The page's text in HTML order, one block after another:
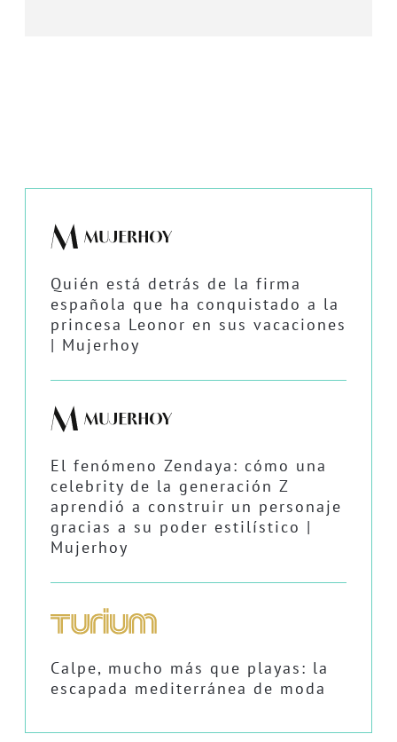
Quién está detrás de la firma
española que ha conquistado a la
princesa Leonor en sus vacaciones
| Mujerhoy
El fenómeno Zendaya: cómo una
celebrity de la generación Z
aprendió a construir un personaje
gracias a su poder estilístico |
Mujerhoy
Calpe, mucho más que playas: la
escapada mediterránea de moda